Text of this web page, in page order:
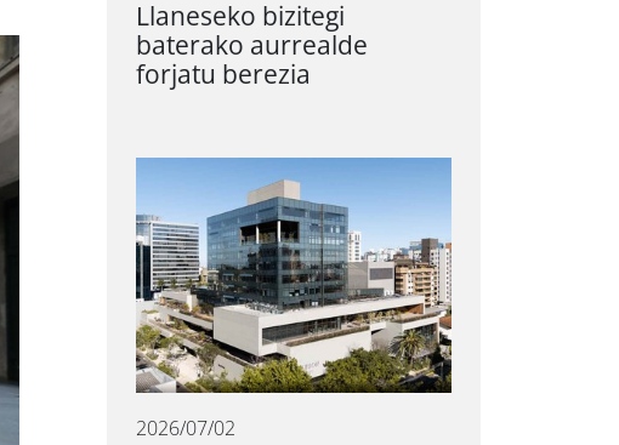
Llaneseko bizitegi
baterako aurrealde
forjatu berezia
2026/07/02